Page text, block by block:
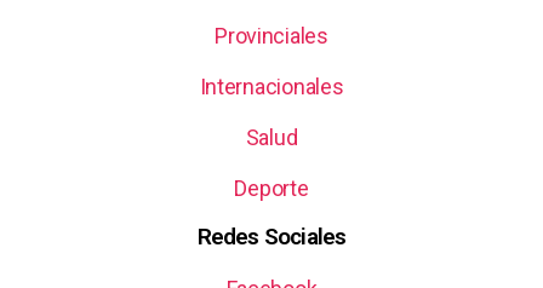
Provinciales
Internacionales
Salud
Deporte
Redes Sociales